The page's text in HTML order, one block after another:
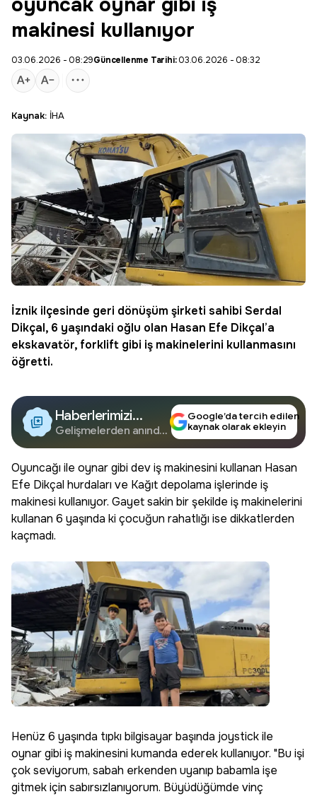
makinesi kullanıyor
03.06.2026 - 08:29Güncellenme Tarihi:03.06.2026 - 08:32
Kaynak: İHA
İznik ilçesinde geri dönüşüm şirketi sahibi Serdal
Dikçal, 6 yaşındaki oğlu olan Hasan Efe Dikçal’a
ekskavatör, forklift gibi iş makinelerini kullanmasını
öğretti.
Haberlerimizi
Google'da Takip
Edin
Gelişmelerden anında
Google’da tercih edilen
kaynak olarak ekleyin
Oyuncağı ile oynar gibi dev iş makinesini kullanan Hasan
Efe Dikçal hurdaları ve Kağıt depolama işlerinde iş
makinesi kullanıyor. Gayet sakin bir şekilde iş makinelerini
kullanan 6 yaşında ki çocuğun rahatlığı ise dikkatlerden
kaçmadı.
Henüz 6 yaşında tıpkı bilgisayar başında joystick ile
oynar gibi iş makinesini kumanda ederek kullanıyor. "Bu işi
çok seviyorum, sabah erkenden uyanıp babamla işe
gitmek için sabırsızlanıyorum. Büyüdüğümde vinç